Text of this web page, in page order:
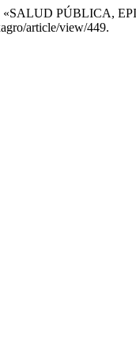
«SALUD PÚBLICA,
article/view/449.